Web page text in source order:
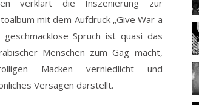
verklärt die Inszenierung zur
mit dem Aufdruck „Give War a
Spruch ist quasi das
Menschen zum Gag macht,
Macken verniedlicht und
Versagen darstellt.